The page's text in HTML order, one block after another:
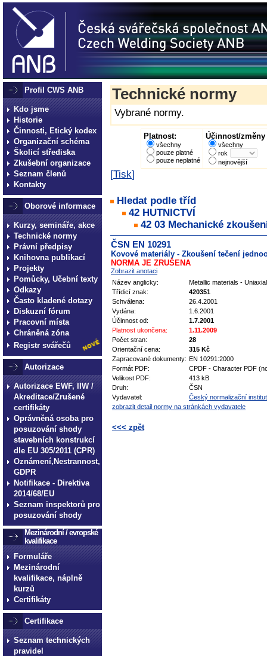
Profil CWS ANB
Kdo jsme
Historie
Činnosti, Etický kodex
Organizační schéma
Školicí střediska
Zkušební organizace
Seznam členů
Kontakty
Oborové informace
Kurzy, semináře, akce
Technické normy
Právní předpisy
Knihovna publikací
Projekty
Pomůcky, Učební texty
Odkazy
Často kladené dotazy
Diskuzní fórum
Pracovní místa
Chráněná zóna
Registr svářečů
Autorizace
Autorizace EWF, IIW /
Akreditace/Zrušené
certifikáty
Oprávněná osoba pro
posuzování shody
stavebních konstrukcí
dle EU 305/2011 (CPR)
Oznámení,Nestrannost,
GDPR
Notifikace - Direktiva
2014/68/EU
Seznam inspektorů pro
posuzování shody
Mezinárodní / evropské
kvalifikace
Formuláře
Mezinárodní
kvalifikace, náplně
kurzů
Certifikáty
Certifikace
Seznam technických
pravidel
Technické normy
Vybrané normy.
Platnost:
všechny
pouze platné
pouze neplatné
Účinnost/změny
všechny
rok
nejnovější
[Tisk]
Hledat podle tříd
42 HUTNICTVÍ
42 03 Mechanické
ČSN EN 10291
Kovové materiály - Zkoušení tečení
NORMA JE ZRUŠENA
Zobrazit anotaci
Název anglicky:
Metallic materials -
Třídicí znak:
420351
Schválena:
26.4.2001
Vydána:
1.6.2001
Účinnost od:
1.7.2001
Platnost ukončena:
1.11.2009
Počet stran:
28
Orientační cena:
315 Kč
Zapracované dokumenty: EN 10291:2000
Formát PDF:
CPDF - Character PDF
Velikost PDF:
413 kB
Druh:
ČSN
Vydavatel:
Český normalizační institut
zobrazit detail normy na stránkách vydavatele
<<< zpět